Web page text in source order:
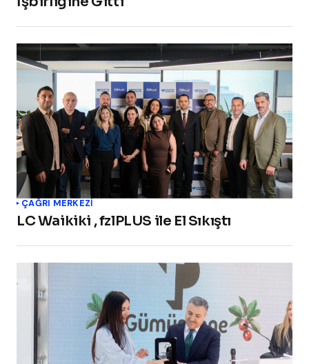
ÇAĞRI MERKEZI
LC Waikiki , fzlPLUS ile El Sıkıştı